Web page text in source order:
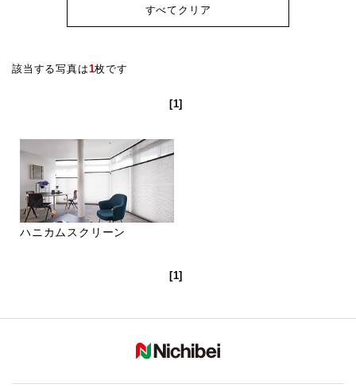
すべてクリア
該当する写真は1枚です
[1]
ハニカムスクリーン
[1]